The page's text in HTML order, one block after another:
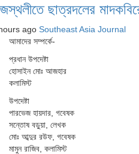
ছাত্রদলের
ago Southeast Asia Journal
আমাদের সম্পর্কে-
প্রধান উপদেষ্টা
হোসাইন মোঃ আজহার
কলামিস্ট
উপদেষ্টা
পারভেজ হায়দার, গবেষক
সন্তোষ বড়ুয়া, লেখক
মোঃ আব্দুর রউফ, গবেষক
মামুন রাজিব, কলামিস্ট